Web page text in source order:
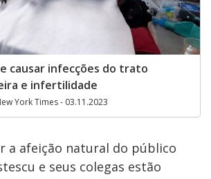
causar infecções do trato
e infertilidade
York Times - 03.11.2023
a afeição natural do público
e seus colegas estão